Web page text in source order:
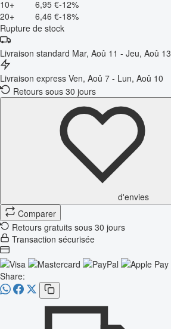
10+
6,95 €-12%
20+
6,46 €-18%
Rupture de stock
Livraison standard Mar, Aoû 11 - Jeu, Aoû 13
Livraison express Ven, Aoû 7 - Lun, Aoû 10
Retours sous 30 jours
d'envies
Comparer
Retours gratuits sous 30 jours
Transaction sécurisée
Share: